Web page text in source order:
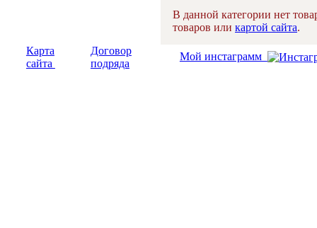
В данной категории нет
товаров или картой сайта.
Карта
сайта
Договор
подряда
Мой инстаграмм